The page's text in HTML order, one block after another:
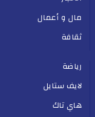
مال و أعمال
ثقافة
رياضة
لايف ستايل
هاي تاك